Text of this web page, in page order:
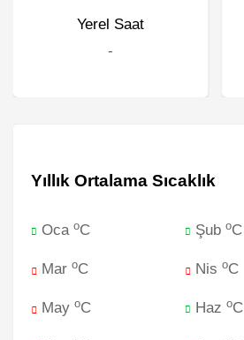
Yerel Saat
-
Yıllık Ortalama Sıcaklık
Oca oC ŞuboC
Mar oC NisoC
May oC HazoC